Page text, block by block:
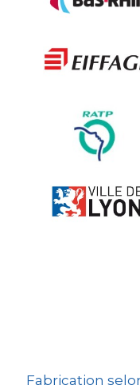
Les
Ville
Fabrication